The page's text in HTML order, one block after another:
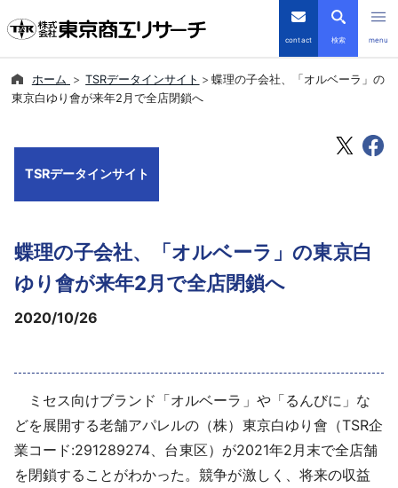
contact 検索 menu
倒産・注目企業情報
会社案内
導入事例
採用情報
よくあるご質問
ホーム TSRデータインサイト
蝶理の子会社、「オルベーラ」の
東京白ゆり會が来年2月で全店閉鎖へ
TSRデータインサイト
蝶理の子会社、「オルベーラ」の東京白
ゆり會が来年2月で全店閉鎖へ
2020/10/26
ミセス向けブランド「オルベーラ」や「るんびに」な
どを展開する老舗アパレルの（株）東京白ゆり會（TSR企
業コード:291289274、台東区）が2021年2月末で全店舗
を閉鎖することがわかった。競争が激しく、将来の収益